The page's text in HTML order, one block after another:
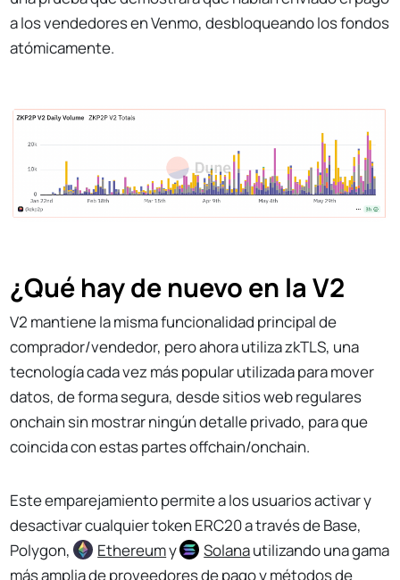
a los vendedores en Venmo, desbloqueando los fondos
atómicamente.
¿Qué hay de nuevo en la V2
V2 mantiene la misma funcionalidad principal de
comprador/vendedor, pero ahora utiliza zkTLS, una
tecnología cada vez más popular utilizada para mover
datos, de forma segura, desde sitios web regulares
onchain sin mostrar ningún detalle privado, para que
coincida con estas partes offchain/onchain.
Este emparejamiento permite a los usuarios activar y
desactivar cualquier token ERC20 a través de Base,
Polygon,
Ethereumy Solanautilizando una gama
más amplia de proveedores de pago y métodos de